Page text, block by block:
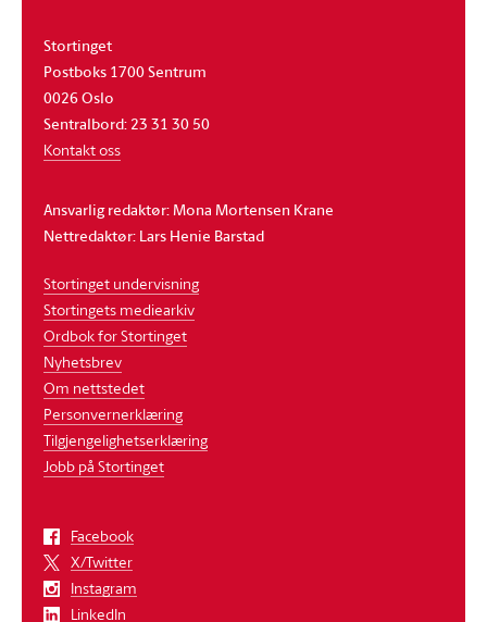
Stortinget
Postboks 1700 Sentrum
0026 Oslo
Sentralbord: 23 31 30 50
Kontakt oss
Ansvarlig redaktør: Mona Mortensen Krane
Nettredaktør: Lars Henie Barstad
Stortinget undervisning
Stortingets mediearkiv
Ordbok for Stortinget
Nyhetsbrev
Om nettstedet
Personvernerklæring
Tilgjengelighetserklæring
Jobb på Stortinget
Facebook
X/Twitter
Instagram
LinkedIn